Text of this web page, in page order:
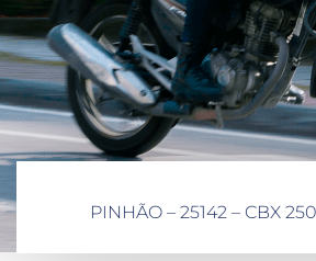
PINHÃO – 25142 – CBX